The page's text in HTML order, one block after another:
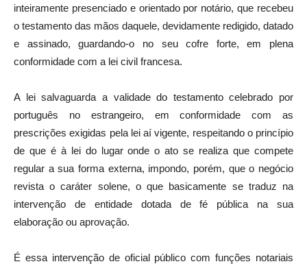
inteiramente presenciado e orientado por notário, que recebeu
o testamento das mãos daquele, devidamente redigido, datado
e assinado, guardando-o no seu cofre forte, em plena
conformidade com a lei civil francesa.
A lei salvaguarda a validade do testamento celebrado por
português no estrangeiro, em conformidade com as
prescrições exigidas pela lei aí vigente, respeitando o princípio
de que é à lei do lugar onde o ato se realiza que compete
regular a sua forma externa, impondo, porém, que o negócio
revista o caráter solene, o que basicamente se traduz na
intervenção de entidade dotada de fé pública na sua
elaboração ou aprovação.
É essa intervenção de oficial público com funções notariais